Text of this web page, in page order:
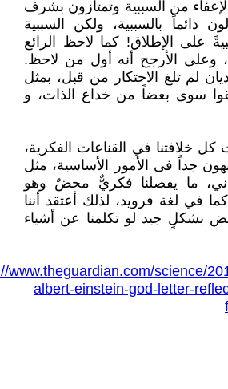
من السببية وتمتازون بشرف
دائماً بالسببية، ولكن السببية
على الإطلاق! كما لاحظ الرائع
الأرجح أنه أول من لاحظ.
لم تلغ الاحتكار من قبل، بمثل
سوى بعضاً من خداع الذات، و
خلافتنا في القناعات الفكرية،
جداً فى الأمور الأساسية، مثل
ما يفصلنا فكريٌّ محضٌ وهو
كما في لغة فرويد، لذلك أعتقد أننا
بشكلٍ جيد لو تكلمنا عن أشياء
www.theguardian.com/science/
albert-einstein-god-letter-